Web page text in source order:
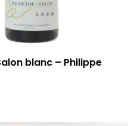
blanc – Philippe